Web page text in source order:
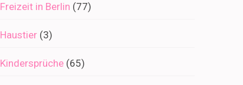
Freizeit in Berlin (77)
Haustier (3)
Kindersprüche (65)